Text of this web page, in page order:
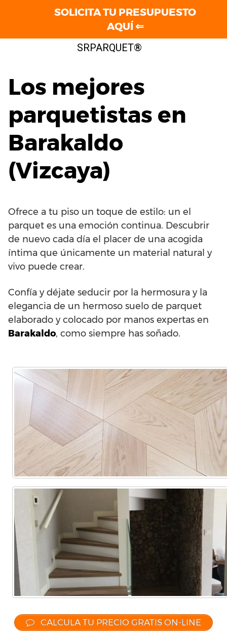
SRPARQUET®
Los mejores
parquetistas en
Barakaldo
(Vizcaya)
Ofrece a tu piso un toque de estilo: un el
parquet es una emoción continua. Descubrir
de nuevo cada día el placer de una acogida
íntima que únicamente un material natural y
vivo puede crear.
Confía y déjate seducir por la hermosura y la
elegancia de un hermoso suelo de parquet
elaborado y colocado por manos expertas en
Barakaldo, como siempre has soñado.
CALCULA TU PRECIO GRATIS ON-LINE
SOLICITA TU PRESUPUESTO
AQUÍ ⇐